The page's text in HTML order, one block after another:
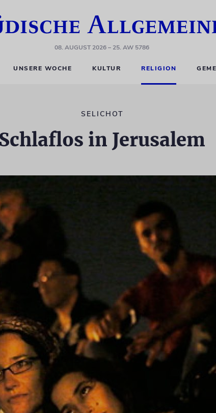
08. AUGUST 2026– 25. AW 5786
UNSERE WOCHE KULTUR RELIGION
SELICHOT
Schlaflos in Jerusalem